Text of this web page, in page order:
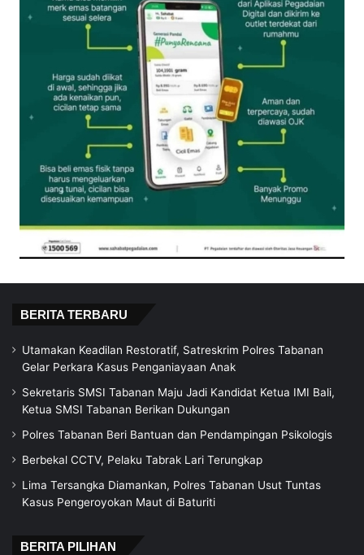
BERITA TERBARU
Utamakan Keadilan Restoratif, Satreskrim Polres Tabanan
Gelar Perkara Kasus Penganiayaan Anak
Sekretaris SMSI Tabanan Maju Jadi Kandidat Ketua IMI Bali,
Ketua SMSI Tabanan Berikan Dukungan
Polres Tabanan Beri Bantuan dan Pendampingan Psikologis
Berbekal CCTV, Pelaku Tabrak Lari Terungkap
Lima Tersangka Diamankan, Polres Tabanan Usut Tuntas
Kasus Pengeroyokan Maut di Baturiti
BERITA PILIHAN